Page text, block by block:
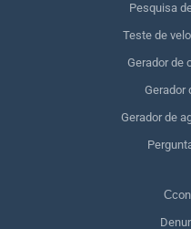
Pesquisa
Teste de
Gerador de
Gerador
Gerador de